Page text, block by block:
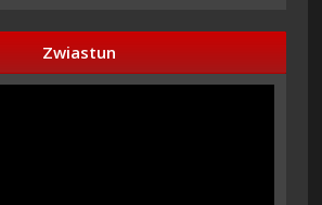
Zwiastun